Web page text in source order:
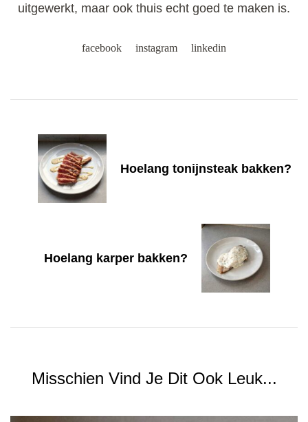
uitgewerkt, maar ook thuis echt goed te maken is.
facebook instagram linkedin
Navigation
Hoelang tonijnsteak bakken?
Hoelang karper bakken?
Misschien Vind Je Dit Ook Leuk...